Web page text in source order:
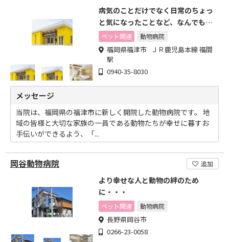
病気のことだけでなく日常のちょっ
と気になったことなど、なんでもお
話しください。
ペット関連 動物病院
福岡県福津市 ＪＲ鹿児島本線 福間
駅
0940-35-8030
メッセージ
当院は、福岡県の福津市に新しく開院した動物病院です。 地
域の皆様と大切な家族の一員である動物たちが幸せに暮すお
手伝いができるよう、「...
岡谷動物病院 追加
より幸せな人と動物の絆のため
に・・・
ペット関連 動物病院
長野県岡谷市
0266-23-0058